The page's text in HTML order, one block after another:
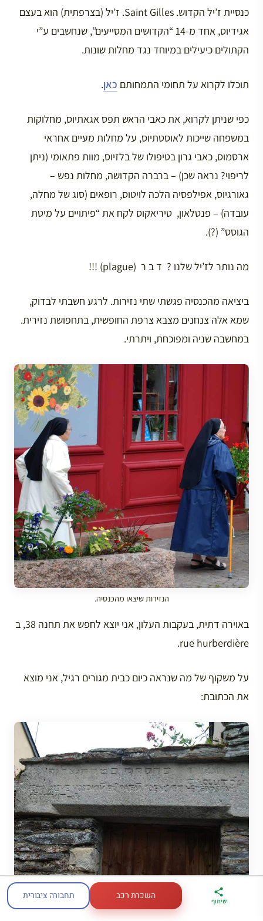
כנסיית ז’יל הקדוש. Saint Gilles. ז’יל (בצרפתית) הוא בעצם
אגידיוס, אחד מ-14 “הקדושים המסייעים”, שנחשבים ע”י
הקתולים כיעילים במיוחד נגד מחלות שונות.
תוכלו לקרוא על תחומי התמחותם כאן.
כפי שניתן לקרוא, את כאבי הראש תפס אגאתיוס, מחלוקות
במשפחה שייכות לאוסטתיוס, על מחלות מעיים אחראי
ארסמוס, כאבי גרון בטיפולו של בלזיוס, מוות פתאומי (ניתן
לריפוי? נראה שכן) – ברברה הקדושה, מחלות נפש –
גאורגיוס, אפילפסיה הלכה לויטוס, רופאים (סוג של מחלה,
עובדה) – פנטלאון, טיריאקוס לקח את “פיתויים על מיטת
הגוסס” (?).
מה נותר לז’יל שלנו ? ד ב ר (plague) !!!
ביציאה מהכנסיה פגשתי שתי נזירות. לרגע חשבתי לבדוק,
שמא אלה צנחנים מצבא צרפת החופשית, בתחפושת נזירית.
במחשבה שניה ומפוכחת, ויתרתי.
הנזירות שיצאו מהכנסיה.
באוירה דתית, בעקבות העלון, אני יוצא לחפש את תחנה 38, ב
rue hurberdière.
על משקוף של מה שנראה כיום כבית מגורים רגיל, אני מוצא
את הכתובת:
הכתובת על משקוף הדלת.
הכתובת היא בשלוש שפות.
ארגז הכלים שלי
לטיול בצרפת
מדריך פריז
במתנה
דברו
איתי בווטסאפ
שיתוף השכרת רכב תחבורה ציבורית